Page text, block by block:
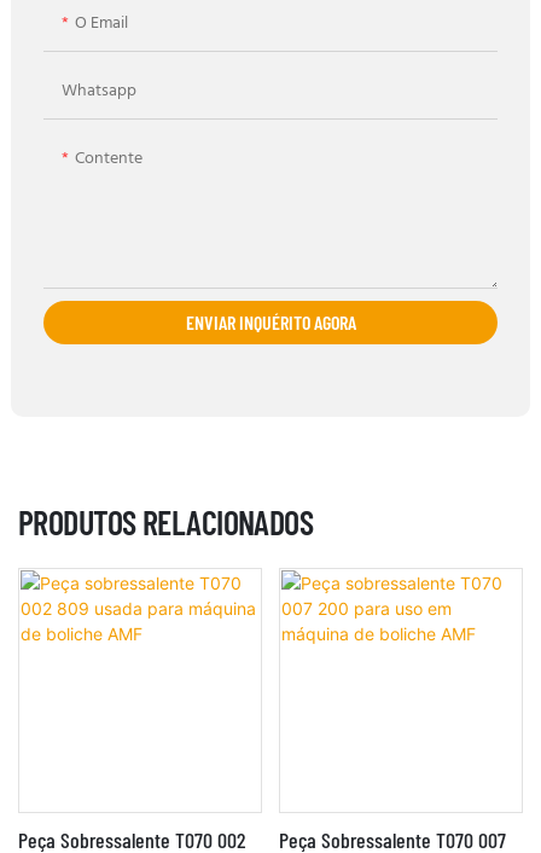
O Email
Whatsapp
Contente
ENVIAR INQUÉRITO AGORA
PRODUTOS RELACIONADOS
Peça Sobressalente T070 002 Peça Sobressalente T070 007